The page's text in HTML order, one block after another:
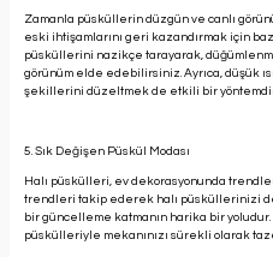
Zamanla püsküllerin düzgün ve canlı
eski ihtişamlarını geri kazandırmak için
püsküllerini nazikçe tarayarak,
görünüm elde edebilirsiniz. Ayrıca, düşük
şekillerini düzeltmek de etkili bir
5. Sık Değişen Püskül Modası
Halı püskülleri, ev dekorasyonunda
trendleri takip ederek halı püsküllerinizi
bir güncelleme katmanın harika bir
püskülleriyle mekanınızı sürekli olarak